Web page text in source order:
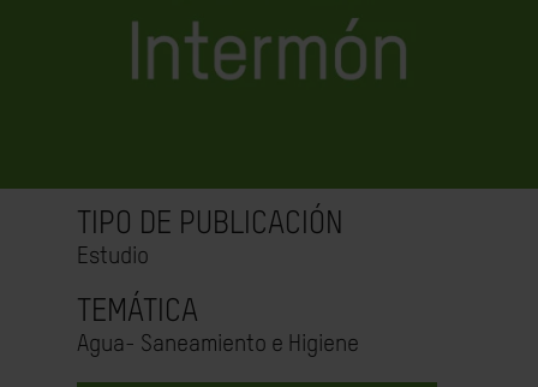
TIPO DE PUBLICACIÓN
Estudio
TEMÁTICA
Agua- Saneamiento e Higiene